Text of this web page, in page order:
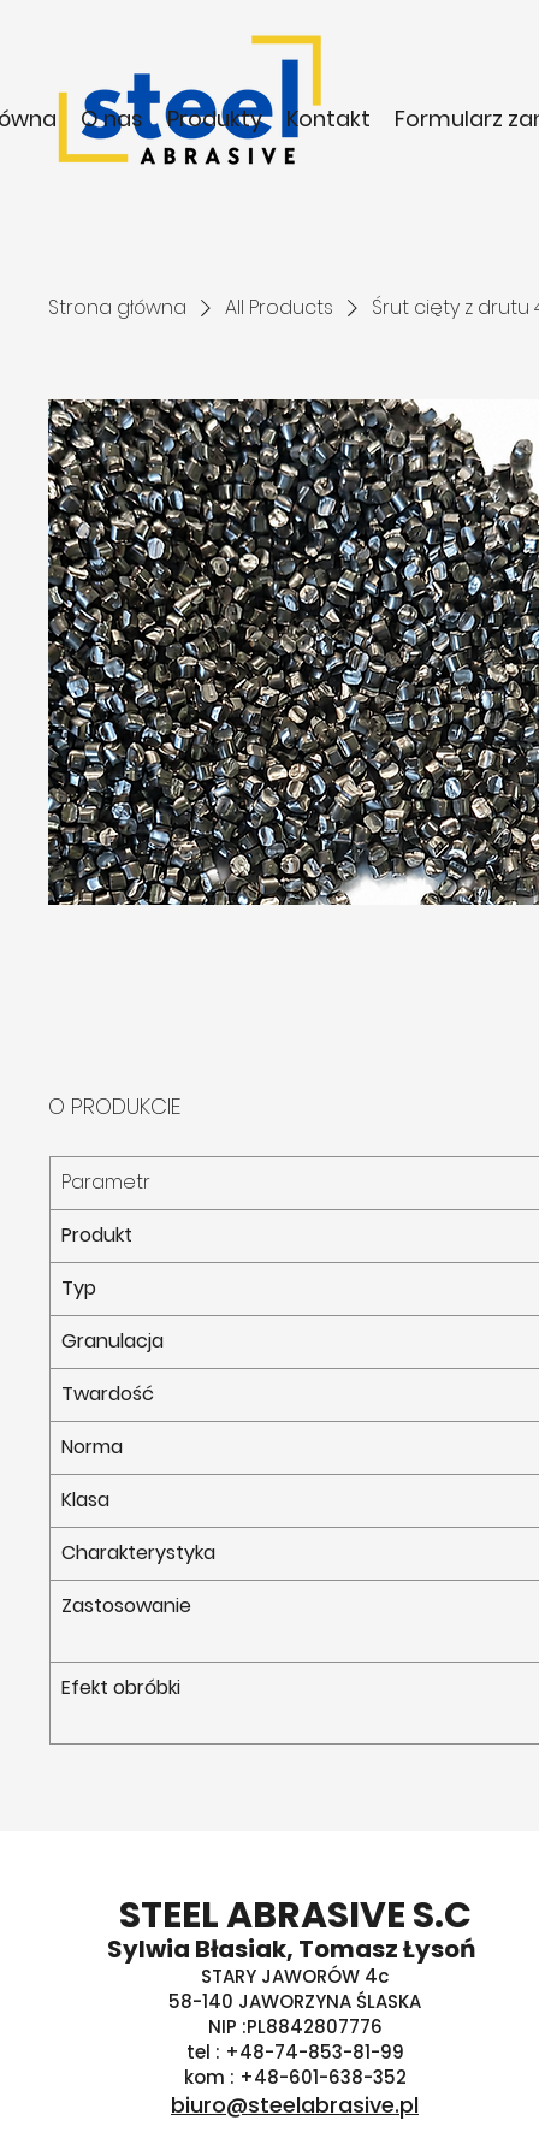
O nas Produkty Kontakt Formularz
Strona główna All Products Śrut cięty z drutu
O PRODUKCIE
Parametr
Produkt
Typ
Granulacja
Twardość
Norma
Klasa
Charakterystyka
Zastosowanie
Efekt obróbki
STEEL ABRASIVE S.C
Sylwia Błasiak, Tomasz Łysoń
STARY JAWORÓW 4c
58-140 JAWORZYNA ŚLASKA
NIP :PL8842807776
tel : +48-74-853-81-99
kom : +48-601-638-352
biuro@steelabrasive.pl